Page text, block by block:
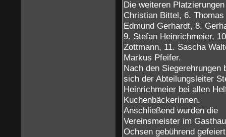
Die weiteren
Christian Bittel, 6.
Edmund Gerhardt, 8.
9. Stefan Heinrichmeier,
Zottmann, 11. Sascha
Markus Pfeifer.
Nach den Siegerehrungen
sich der Abteilungsleiter
Heinrichmeier bei allen
Kuchenbäckerinnen.
Anschließend wurden die
Vereinsmeister im
Ochsen gebührend